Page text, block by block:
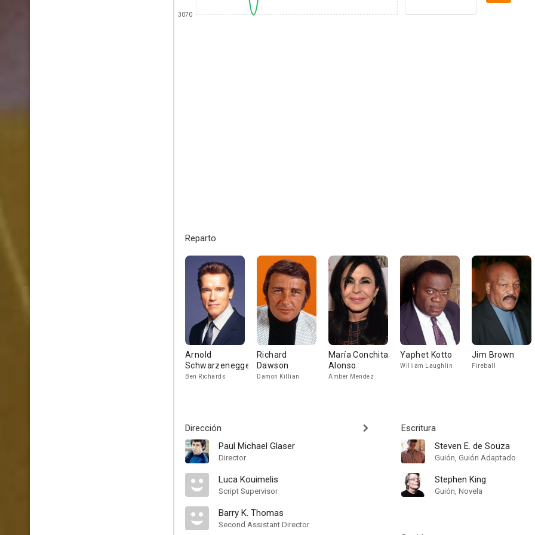
3070
Reparto
Arnold
Schwarzenegger
Ben Richards
Richard
Dawson
Damon Killian
María Conchita
Alonso
Amber Mendez
Yaphet Kotto
William Laughlin
Jim Brown
Fireball
Dirección
Paul Michael Glaser
Director
Luca Kouimelis
Script Supervisor
Barry K. Thomas
Second Assistant Director
Escritura
Steven E. de Souza
Guión, Guión Adaptado
Stephen King
Guión, Novela